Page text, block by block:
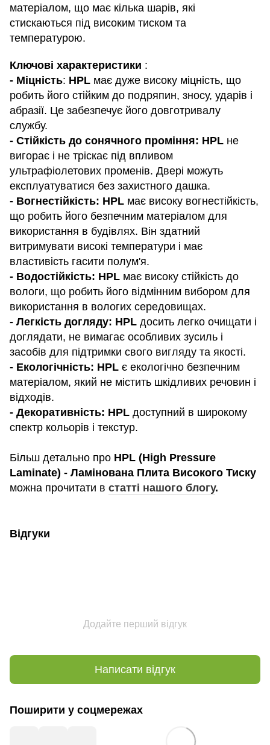
матеріалом, що має кілька шарів, які
стискаються під високим тиском та
температурою.
Ключові характеристики :
- Міцність: HPL має дуже високу міцність, що
робить його стійким до подряпин, зносу, ударів і
абразії. Це забезпечує його довготривалу
службу.
- Стійкість до сонячного проміння: HPL не
вигорає і не тріскає під впливом
ультрафіолетових променів. Двері можуть
експлуатуватися без захистного дашка.
- Вогнестійкість: HPL має високу вогнестійкість,
що робить його безпечним матеріалом для
використання в будівлях. Він здатний
витримувати високі температури і має
властивість гасити полум'я.
- Водостійкість: HPL має високу стійкість до
вологи, що робить його відмінним вибором для
використання в вологих середовищах.
- Легкість догляду: HPL досить легко очищати і
доглядати, не вимагає особливих зусиль і
засобів для підтримки свого вигляду та якості.
- Екологічність: HPL є екологічно безпечним
матеріалом, який не містить шкідливих речовин і
відходів.
- Декоративність: HPL доступний в широкому
спектр кольорів і текстур.
Більш детально про HPL (High Pressure
Laminate) - Ламінована Плита Високого Тиску
можна прочитати в статті нашого блогу.
Відгуки
Додайте перший відгук
Написати відгук
Поширити у соцмережах